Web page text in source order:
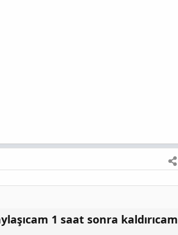
1 saat sonra kaldırıcam